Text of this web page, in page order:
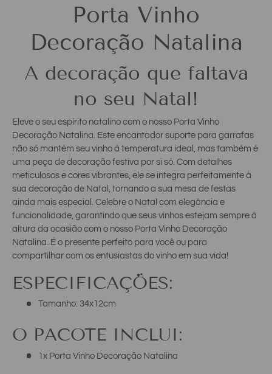
Porta Vinho
Decoração Natalina
A decoração que faltava
no seu Natal!
Eleve o seu espírito natalino com o nosso Porta Vinho
Decoração Natalina. Este encantador suporte para garrafas
não só mantém seu vinho à temperatura ideal, mas também é
uma peça de decoração festiva por si só. Com detalhes
meticulosos e cores vibrantes, ele se integra perfeitamente à
sua decoração de Natal, tornando a sua mesa de festas
ainda mais especial. Celebre o Natal com elegância e
funcionalidade, garantindo que seus vinhos estejam sempre à
altura da ocasião com o nosso Porta Vinho Decoração
Natalina. É o presente perfeito para você ou para
compartilhar com os entusiastas do vinho em sua vida!
ESPECIFICAÇÕES:
Tamanho: 34x12cm
O PACOTE INCLUI:
1x Porta Vinho Decoração Natalina